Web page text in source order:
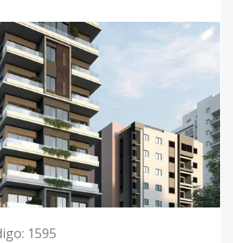
: 1595